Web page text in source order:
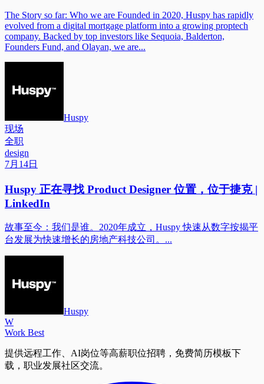
The Story so far: Who we are Founded in 2020, Huspy has rapidly
evolved from a digital mortgage platform into a growing proptech
company. Backed by top investors like Sequoia, Balderton,
Founders Fund, and Olayan, we are...
Huspy
现场
全职
design
7月14日
Huspy 正在寻找 Product Designer 位置，位于捷克 |
LinkedIn
故事至今：我们是谁。2020年成立，Huspy 快速从数字按揭平
台发展为快速增长的房地产科技公司。...
Huspy
W
Work Best
提供远程工作、AI岗位等高薪职位招聘，免费简历模板下
载，职业发展社区交流。